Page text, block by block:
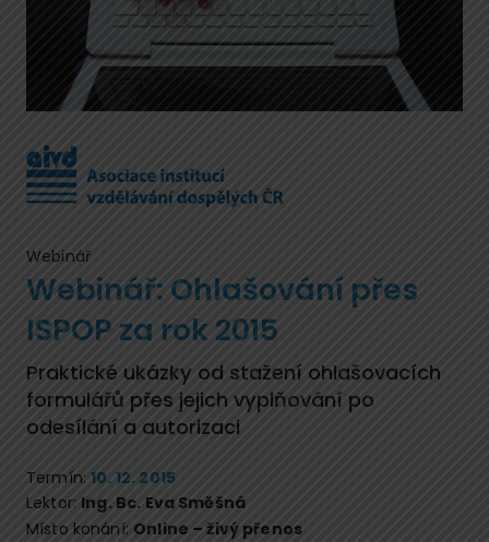
Webinář
Webinář: Ohlašování přes
ISPOP za rok 2015
Praktické ukázky od stažení ohlašovacích
formulářů přes jejich vyplňování po
odesílání a autorizaci
Termín:10. 12. 2015
Lektor: Ing. Bc. Eva Směšná
Místo konání: Online – živý přenos